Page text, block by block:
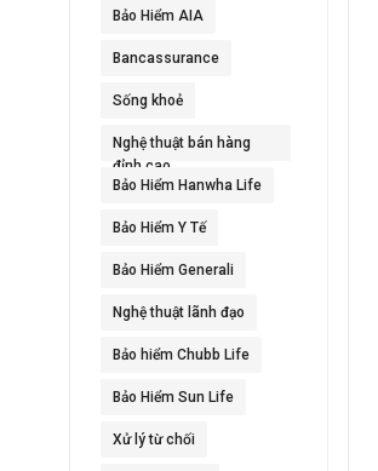
Bảo Hiểm AIA
Bancassurance
Sống khoẻ
Nghệ thuật bán hàng
đỉnh cao
Bảo Hiểm Hanwha Life
Bảo Hiểm Y Tế
Bảo Hiểm Generali
Nghệ thuật lãnh đạo
Bảo hiểm Chubb Life
Bảo Hiểm Sun Life
Xử lý từ chối